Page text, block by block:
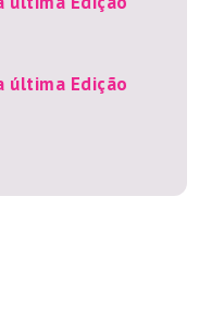
última Edição